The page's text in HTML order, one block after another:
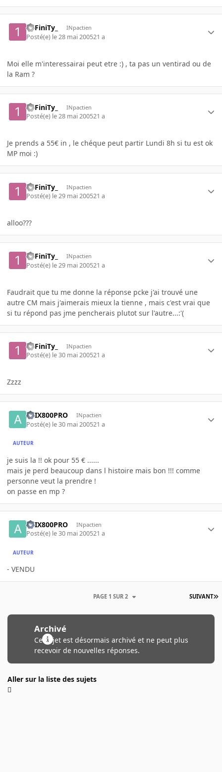
1nFiniTy_ INpactien
Posté(e) le 28 mai 200521 a
Moi elle m'interessairai peut etre :) , ta pas un ventirad ou de
la Ram ?
1nFiniTy_ INpactien
Posté(e) le 28 mai 200521 a
Je prends a 55€ in , le chéque peut partir Lundi 8h si tu est ok
MP moi :)
1nFiniTy_ INpactien
Posté(e) le 29 mai 200521 a
alloo???
1nFiniTy_ INpactien
Posté(e) le 29 mai 200521 a
Faudrait que tu me donne la réponse pcke j'ai trouvé une
autre CM mais j'aimerais mieux la tienne , mais c'est vrai que
si tu répond pas jme pencherais plutot sur l'autre...:'(
1nFiniTy_ INpactien
Posté(e) le 30 mai 200521 a
Zzzz
ATIX800PRO INpactien
Posté(e) le 30 mai 200521 a
AUTEUR
je suis la !! ok pour 55 € ......
mais je perd beaucoup dans l histoire mais bon !!! comme
personne veut la prendre !
on passe en mp ?
ATIX800PRO INpactien
Posté(e) le 30 mai 200521 a
AUTEUR
- VENDU
SUIVANT
PAGE 1 SUR 2
Archivé
Ce sujet est désormais archivé et ne peut plus
recevoir de nouvelles réponses.
Aller sur la liste des sujets